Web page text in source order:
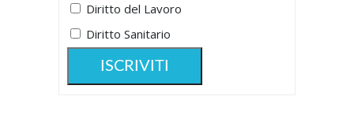
Diritto del Lavoro
Diritto Sanitario